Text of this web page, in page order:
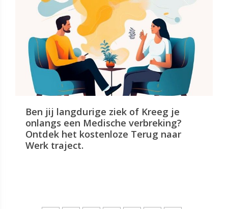
Ben jij langdurige ziek of Kreeg je
onlangs een Medische verbreking?
Ontdek het kostenloze Terug naar
Werk traject.